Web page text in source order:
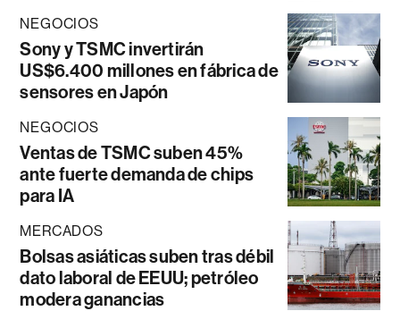
NEGOCIOS
Sony y TSMC invertirán
US$6.400 millones en fábrica de
sensores en Japón
NEGOCIOS
Ventas de TSMC suben 45%
ante fuerte demanda de chips
para IA
MERCADOS
Bolsas asiáticas suben tras débil
dato laboral de EEUU; petróleo
modera ganancias